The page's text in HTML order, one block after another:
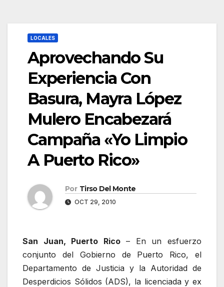
LOCALES
Aprovechando Su
Experiencia Con
Basura, Mayra López
Mulero Encabezará
Campaña «Yo Limpio
A Puerto Rico»
Por Tirso Del Monte
OCT 29, 2010
San Juan, Puerto Rico– En un esfuerzo
conjunto del Gobierno de Puerto Rico, el
Departamento de Justicia y la Autoridad de
Desperdicios Sólidos (ADS), la licenciada y ex